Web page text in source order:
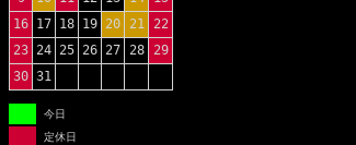
16 17 18 19 20 21
22
23 24 25 26 27 28
29
30 31
今日
定休日